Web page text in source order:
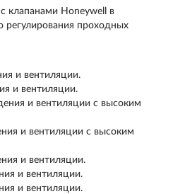
клапанами Honeywell в
регулирования проходных
и вентиляции.
и вентиляции.
и вентиляции с высоким
и вентиляции с высоким
и вентиляции.
и вентиляции.
и вентиляции.